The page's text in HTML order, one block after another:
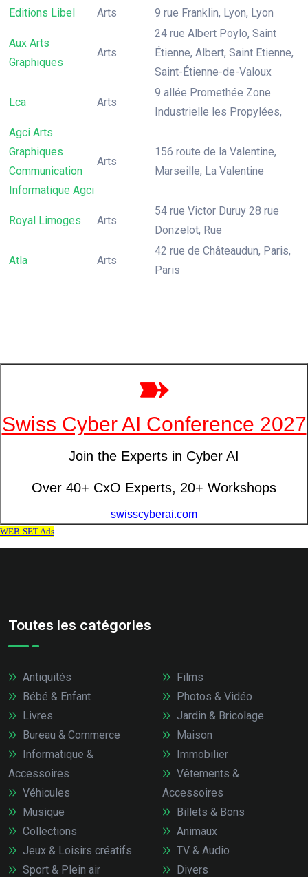
Editions Libel Arts 9 rue Franklin, Lyon, Lyon
Aux Arts
Graphiques
Arts
24 rue Albert Poylo, Saint
Étienne, Albert, Saint Etienne,
Saint-Étienne-de-Valoux
Lca Arts
9 allée Promethée Zone
Industrielle les Propylées,
Agci Arts
Graphiques
Communication
Informatique Agci
Arts
156 route de la Valentine,
Marseille, La Valentine
Royal Limoges Arts
54 rue Victor Duruy 28 rue
Donzelot, Rue
Atla Arts
42 rue de Châteaudun, Paris,
Paris
Toutes les catégories
Antiquités
Bébé & Enfant
Livres
Bureau & Commerce
Informatique &
Accessoires
Véhicules
Films
Photos & Vidéo
Jardin & Bricolage
Maison
Immobilier
Vêtements &
Accessoires
Musique
Collections
Jeux & Loisirs créatifs
Sport & Plein air
Billets & Bons
Animaux
TV & Audio
Divers